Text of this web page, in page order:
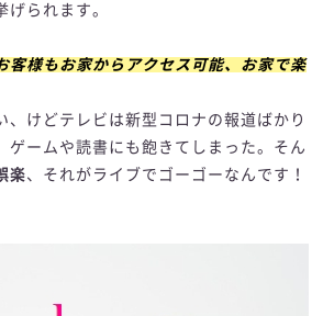
げられます。
客様もお家からアクセス可能、お家で楽
、けどテレビは新型コロナの報道ばかり
ゲームや読書にも飽きてしまった。そん
楽、それがライブでゴーゴーなんです！